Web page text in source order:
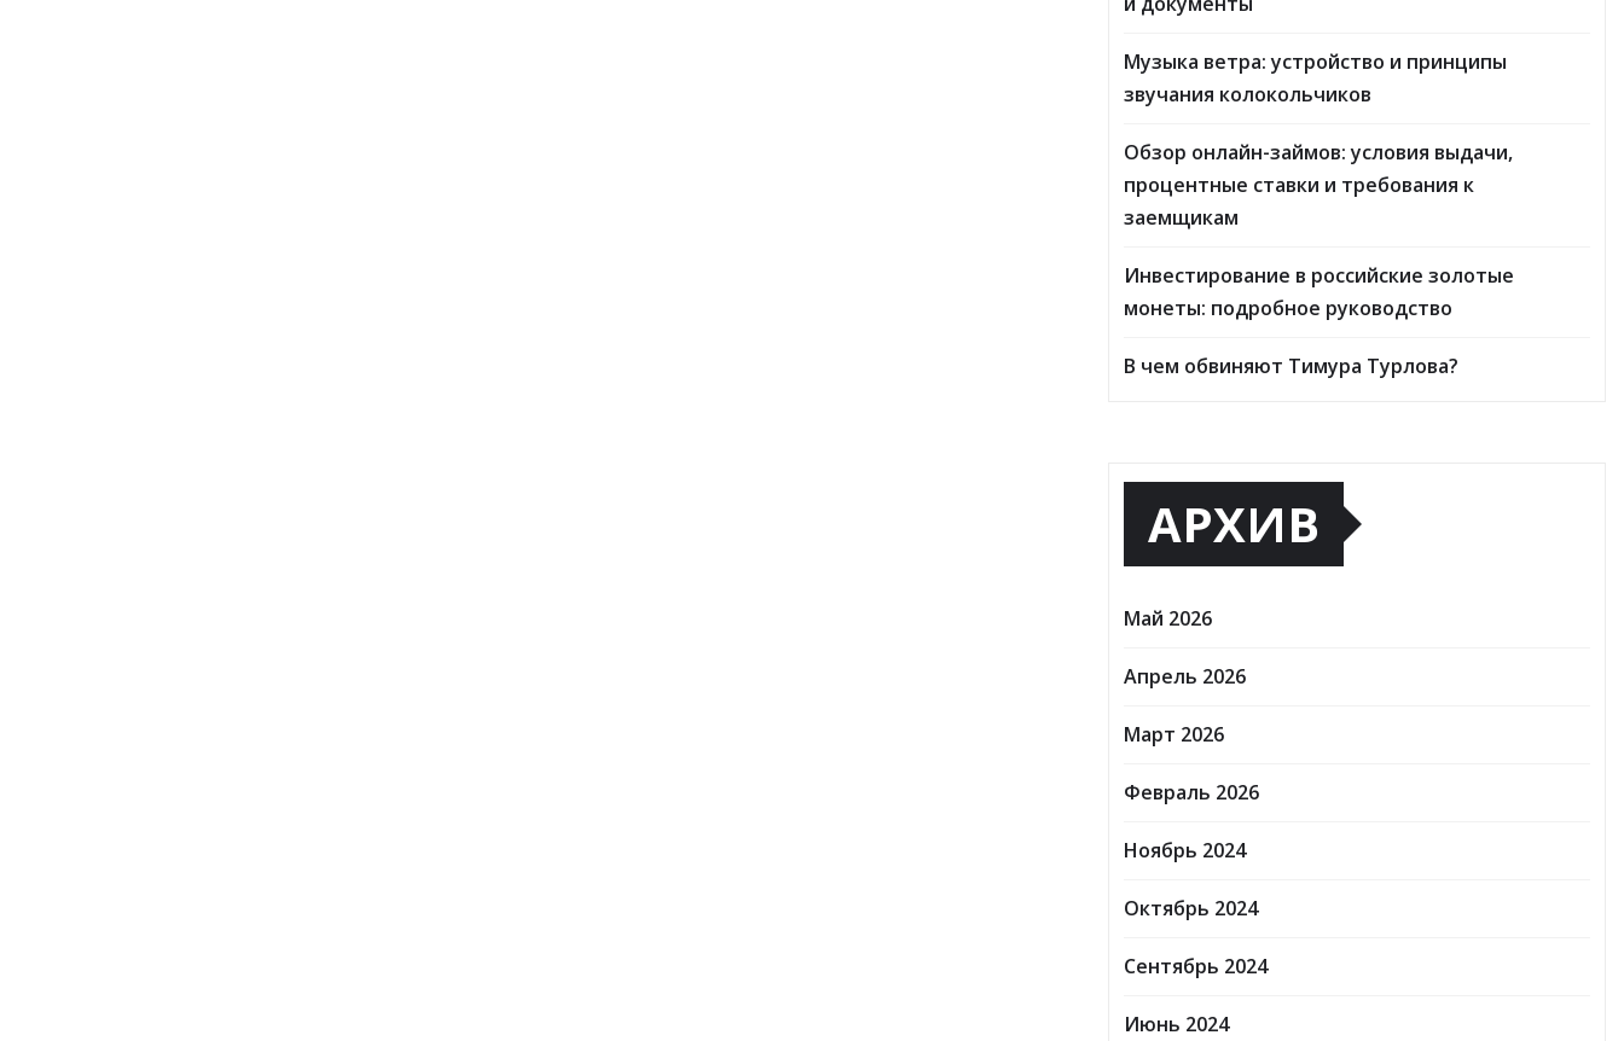
Музыка ветра: устройство и принципы
звучания колокольчиков
Обзор онлайн-займов: условия выдачи,
процентные ставки и требования к
заемщикам
Инвестирование в российские золотые
монеты: подробное руководство
В чем обвиняют Тимура Турлова?
АРХИВ
Май 2026
Апрель 2026
Март 2026
Февраль 2026
Ноябрь 2024
Октябрь 2024
Сентябрь 2024
Июнь 2024